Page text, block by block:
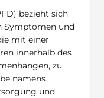
bezieht sich
Symptomen und
mit einer
innerhalb des
zu
namens
und